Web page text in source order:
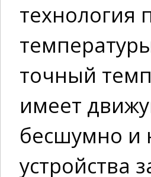
технология
точный
имеет
бесшумно и
устройства